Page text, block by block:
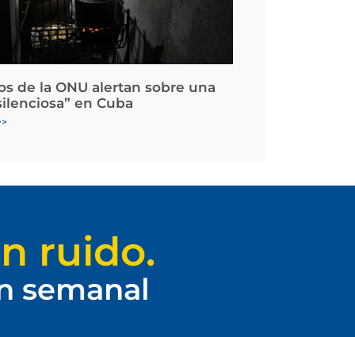
de la ONU alertan sobre una
en Cuba
ruido.
semanal